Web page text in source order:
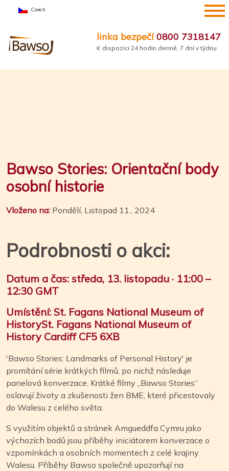
Přejít
Czech
linka bezpečí0800 7318147
K dispozici 24 hodin denně, 7 dní v týdnu
Bawso Stories: Orientační body
osobní historie
Vloženo na: Pondělí, Listopad 11., 2024
Podrobnosti o akci:
Datum a čas: středa, 13. listopadu · 11:00 –
12:30 GMT
Umístění: St. Fagans National Museum of
HistorySt. Fagans National Museum of
History Cardiff CF5 6XB
'Bawso Stories: Landmarks of Personal History' je
promítání série krátkých filmů, po nichž následuje
panelová konverzace. Krátké filmy „Bawso Stories“
oslavují životy a zkušenosti žen BME, které přicestovaly
do Walesu z celého světa.
S využitím objektů a stránek Amgueddfa Cymru jako
výchozích bodů jsou příběhy iniciátorem konverzace o
vzpomínkách a osobních momentech z celé krajiny
Walesu. Příběhy Bawso společně upozorňují na